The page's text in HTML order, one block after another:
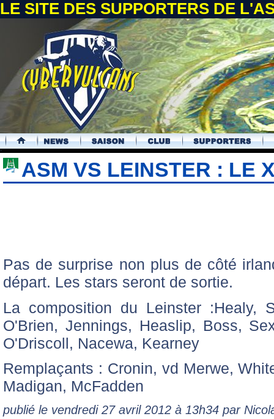
LE SITE DES SUPPORTERS DE
.
ASM VS LEINSTER : LE
Pas de surprise non plus de côté
départ. Les stars seront de sortie.
La composition du Leinster :Healy,
O'Brien, Jennings, Heaslip, Boss,
O'Driscoll, Nacewa, Kearney
Remplaçants : Cronin, vd Merwe,
Madigan, McFadden
publié le vendredi 27 avril 2012 à 13h34 par